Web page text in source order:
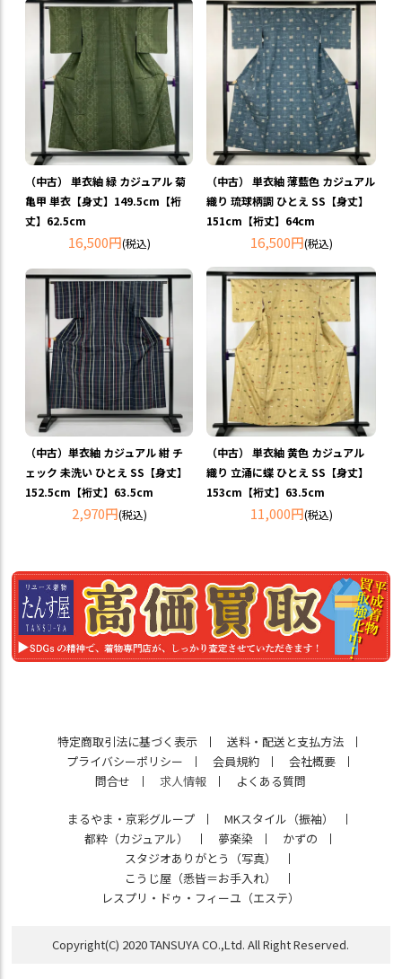
（中古） 単衣紬 緑 カジュアル 菊
亀甲 単衣【身丈】149.5cm【裄
丈】62.5cm
16,500円(税込)
（中古） 単衣紬 薄藍色 カジュアル
織り 琉球柄調 ひとえ SS【身丈】
151cm【裄丈】64cm
16,500円(税込)
（中古）単衣紬 カジュアル 紺 チ
ェック 未洗い ひとえ SS【身丈】
152.5cm【裄丈】63.5cm
2,970円(税込)
（中古） 単衣紬 黄色 カジュアル
織り 立涌に蝶 ひとえ SS【身丈】
153cm【裄丈】63.5cm
11,000円(税込)
特定商取引法に基づく表示
送料・配送と支払方法
プライバシーポリシー
会員規約
会社概要
問合せ
求人情報 よくある質問
まるやま・京彩グループ
MKスタイル（振袖）
都粋（カジュアル）
夢楽染
かずの
スタジオありがとう（写真）
こうじ屋（悉皆＝お手入れ）
レスプリ・ドゥ・フィーユ（エステ）
Copyright(C) 2020 TANSUYA CO.,Ltd. All Right Reserved.